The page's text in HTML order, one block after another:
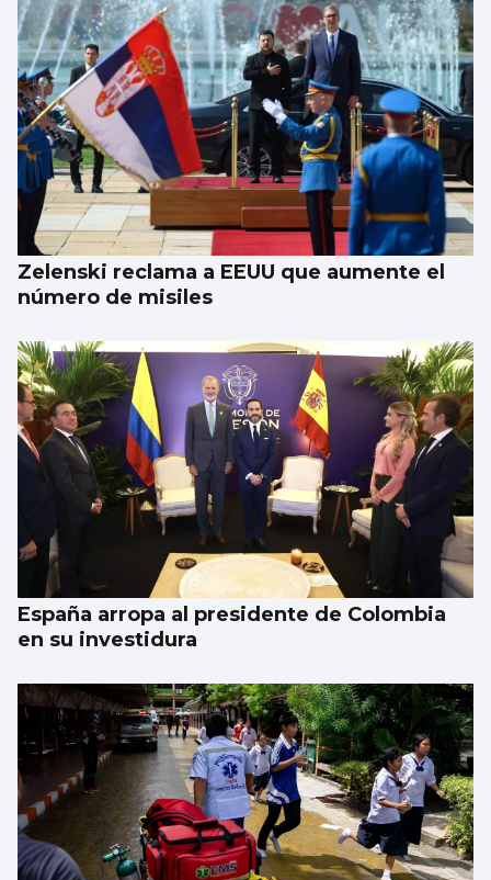
Zelenski reclama a EEUU que aumente el
número de misiles
España arropa al presidente de Colombia
en su investidura